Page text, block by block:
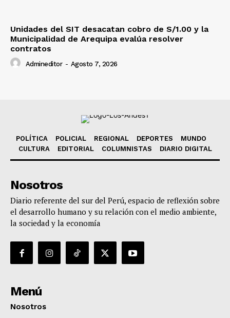
Unidades del SIT desacatan cobro de S/1.00 y la
Municipalidad de Arequipa evalúa resolver
contratos
Admineditor - Agosto 7, 2026
POLÍTICA POLICIAL REGIONAL DEPORTES
MUNDO
CULTURA
EDITORIAL COLUMNISTAS DIARIO DIGITAL
Nosotros
Diario referente del sur del Perú, espacio de reflexión sobre
el desarrollo humano y su relación con el medio ambiente,
la sociedad y la economía
Menú
Nosotros